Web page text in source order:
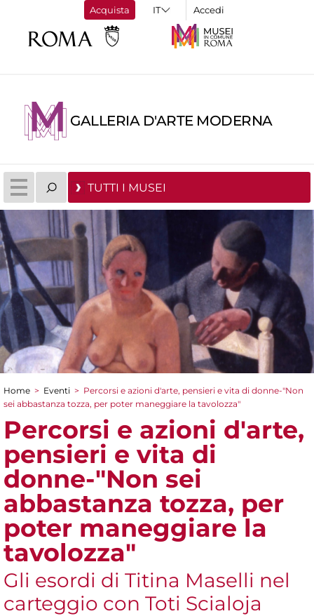
Acquista Accedi
GALLERIA D'ARTE MODERNA
TUTTI I MUSEI
Tu sei qui
Home > Eventi > Percorsi e azioni d'arte, pensieri e vita di donne-"Non
sei abbastanza tozza, per poter maneggiare la tavolozza"
Percorsi e azioni d'arte,
pensieri e vita di
donne-"Non sei
abbastanza tozza, per
poter maneggiare la
tavolozza"
Gli esordi di Titina Maselli nel
carteggio con Toti Scialoja